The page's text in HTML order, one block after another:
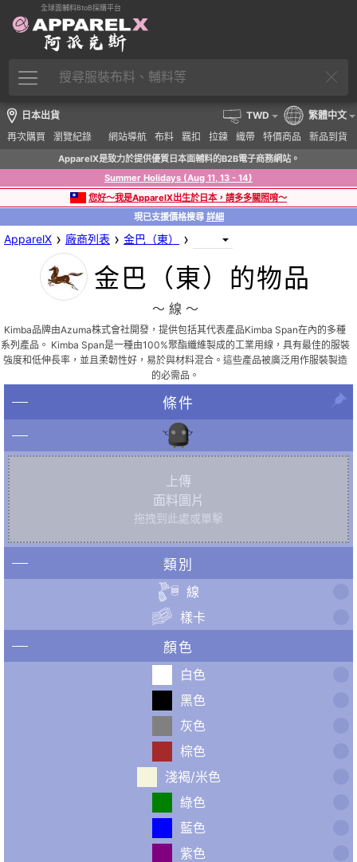
全球面輔料BtoB採購平台
日本出貨
再次購買
瀏覽紀錄 網站導航 布料 羈扣 拉鍊 織帶 特價商品 新品到貨
TWD 繁體中文
ApparelX是致力於提供優質日本面輔料的B2B電子商務網站。
Summer Holidays (Aug 11, 13 - 14)
您好～我是ApparelX出生於日本，請多多關照唷～
現已支援價格搜尋 詳細
ApparelX › 廠商列表 › 金巴（東） ›
金巴（東）的物品
〜 線 〜
Kimba品牌由Azuma株式會社開發，提供包括其代表產品Kimba Span在內的多種
系列產品。 Kimba Span是一種由100%聚酯纖維製成的工業用線，具有最佳的服裝
強度和低伸長率，並且柔韌性好，易於與材料混合。這些產品被廣泛用作服裝製造
的必需品。
條件
上傳
面料圖片
拖拽到此處或單擊
類別
線
樣卡
顏色
白色
黑色
灰色
棕色
淺褐/米色
綠色
藍色
紫色